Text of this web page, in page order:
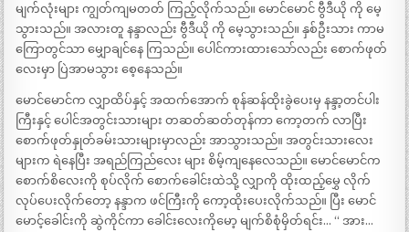
မျက်လုံးများ ကျွတ်ကျမတတ် ကြည့်လိုက်သည်။ မောင်မောင် ဗွီဒီယို ကို မေ့
သွားသည်။ အလားတူ နန္ဒာလည်း ဗွီဒီယို ကို မေ့သွားသည်။ နှစ်ဦးသား ကာမ
ကြောတွင်သာ မျှောချင်နေ ကြသည်။ ပေါင်ကားထားသော်လည်း စောက်ဖုတ်
လေးမှာ ပြဲအာမသွား စေ့နေသည်။
မောင်မောင်က လျှာထိပ်နှင့် အထက်အောက် စုန်ဆန်ထိုးခွဲပေးမှ နန္ဒာ့တင်ပါး
ကြီးနှင့် ပေါင်အတွင်းသားများ တဆတ်ဆတ်တုန်ကာ ကော့တက် လာပြီး
စောက်ဖုတ်နှုတ်ခမ်းသားများမှာလည်း အာသွားသည်။ အတွင်းသားလေး
များက ရဲနေပြီး အရည်ကြည်လေး များ စိမ့်ကျနေလေသည်။ မောင်မောင်က
စောက်စိလေးကို စုပ်လိုက် စောက်ခေါင်းထဲသို့ လျှာကို ထိုးထည့်မွှေ လိုက်
လုပ်ပေးလိုက်တော့ နန္ဒာက ဖင်ကြီးကို ကော့ထိုးပေးလိုက်သည်။ ပြီး မောင်
မောင့်ခေါင်းကို ဆွဲကိုင်ကာ ခေါင်းလေးကိုမော့ မျက်စိစုံမှိတ်ရင်း… “ အား…